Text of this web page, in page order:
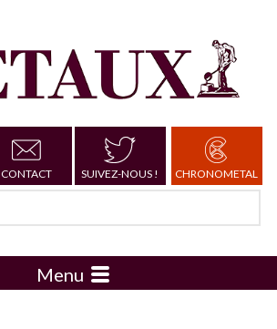
CONTACT SUIVEZ-NOUS ! CHRONOMETAL
Menu